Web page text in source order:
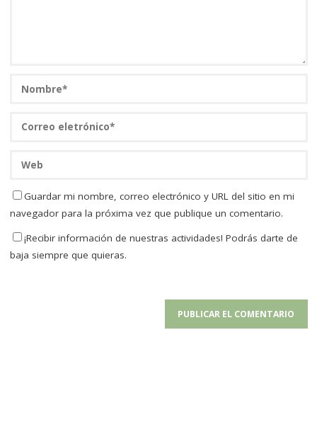
Guardar mi nombre, correo electrónico y URL del sitio en mi
navegador para la próxima vez que publique un comentario.
¡Recibir información de nuestras actividades! Podrás darte de
baja siempre que quieras.